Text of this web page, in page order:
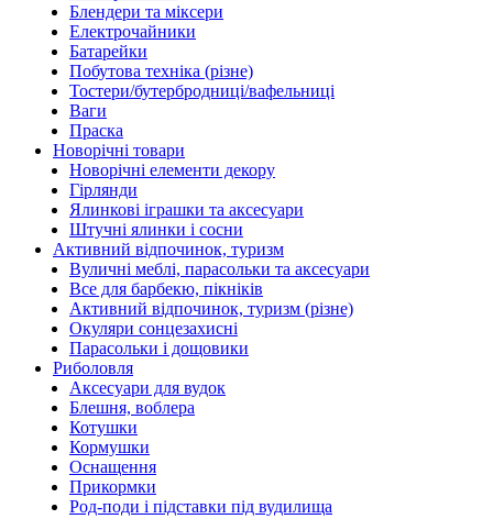
Блендери та міксери
Електрочайники
Батарейки
Побутова техніка (різне)
Тостери/бутербродниці/вафельниці
Ваги
Праска
Новорічні товари
Новорічні елементи декору
Гірлянди
Ялинкові іграшки та аксесуари
Штучні ялинки і сосни
Активний відпочинок, туризм
Вуличні меблі, парасольки та аксесуари
Все для барбекю, пікніків
Активний відпочинок, туризм (різне)
Окуляри сонцезахисні
Парасольки і дощовики
Риболовля
Аксесуари для вудок
Блешня, воблера
Котушки
Кормушки
Оснащення
Прикормки
Род-поди і підставки під вудилища